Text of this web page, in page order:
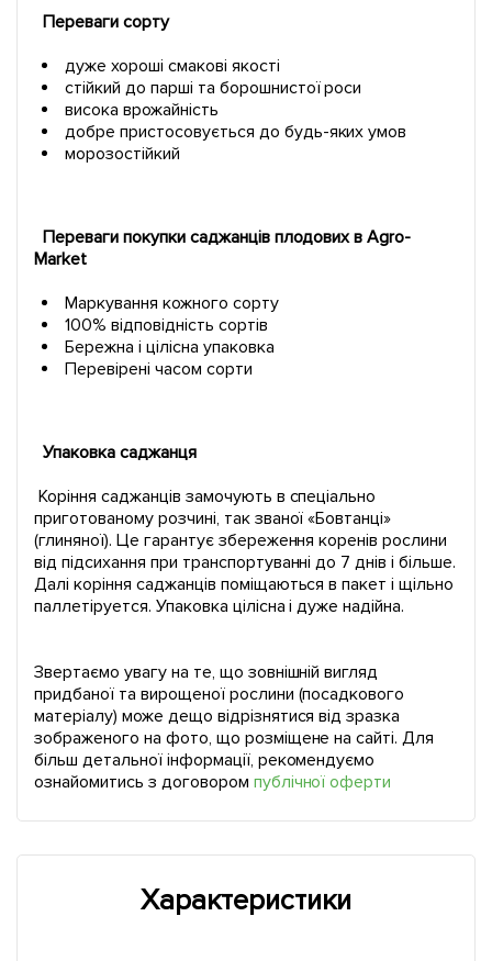
Переваги сорту
дуже хороші смакові якості
стійкий до парші та борошнистої роси
висока врожайність
добре пристосовується до будь-яких умов
морозостійкий
Переваги покупки саджанців плодових в Agro-
Market
Маркування кожного сорту
100% відповідність сортів
Бережна і цілісна упаковка
Перевірені часом сорти
Упаковка саджанця
Коріння саджанців замочують в спеціально
приготованому розчині, так званої «Бовтанці»
(глиняної). Це гарантує збереження коренів рослини
від підсихання при транспортуванні до 7 днів і більше.
Далі коріння саджанців поміщаються в пакет і щільно
паллетіруется. Упаковка цілісна і дуже надійна.
Звертаємо увагу на те, що зовнішній вигляд
придбаної та вирощеної рослини (посадкового
матеріалу) може дещо відрізнятися від зразка
зображеного на фото, що розміщене на сайті. Для
більш детальної інформації, рекомендуємо
ознайомитись з договором публічної оферти
Характеристики